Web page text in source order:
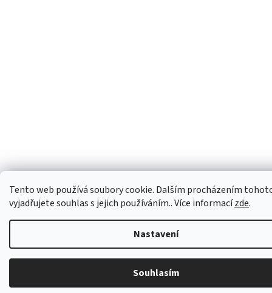
Tento web používá soubory cookie. Dalším procházením
vyjadřujete souhlas s jejich používáním.. Více informacízde.
Nastavení
Souhlasím